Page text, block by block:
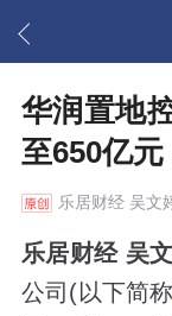
华润置地
至650亿
乐居财经吴文
乐居财经 吴
公司(以下简称